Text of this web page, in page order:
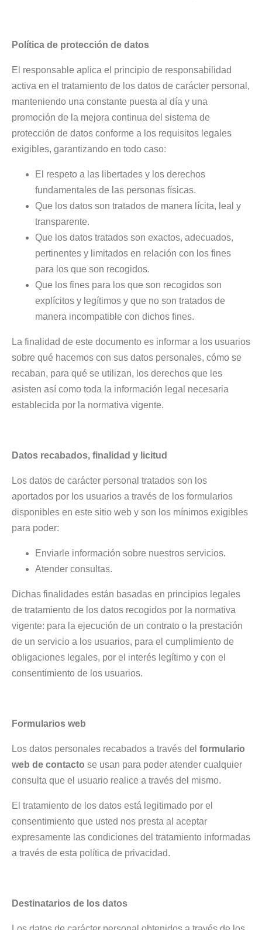
Política de protección de datos
El responsable aplica el principio de responsabilidad
activa en el tratamiento de los datos de carácter personal,
manteniendo una constante puesta al día y una
promoción de la mejora continua del sistema de
protección de datos conforme a los requisitos legales
exigibles, garantizando en todo caso:
El respeto a las libertades y los derechos
fundamentales de las personas físicas.
Que los datos son tratados de manera lícita, leal y
transparente.
Que los datos tratados son exactos, adecuados,
pertinentes y limitados en relación con los fines
para los que son recogidos.
Que los fines para los que son recogidos son
explícitos y legítimos y que no son tratados de
manera incompatible con dichos fines.
La finalidad de este documento es informar a los usuarios
sobre qué hacemos con sus datos personales, cómo se
recaban, para qué se utilizan, los derechos que les
asisten así como toda la información legal necesaria
establecida por la normativa vigente.
Datos recabados, finalidad y licitud
Los datos de carácter personal tratados son los
aportados por los usuarios a través de los formularios
disponibles en este sitio web y son los mínimos exigibles
para poder:
Enviarle información sobre nuestros servicios.
Atender consultas.
Dichas finalidades están basadas en principios legales
de tratamiento de los datos recogidos por la normativa
vigente: para la ejecución de un contrato o la prestación
de un servicio a los usuarios, para el cumplimiento de
obligaciones legales, por el interés legítimo y con el
consentimiento de los usuarios.
Formularios web
Los datos personales recabados a través del formulario
web de contacto se usan para poder atender cualquier
consulta que el usuario realice a través del mismo.
El tratamiento de los datos está legitimado por el
consentimiento que usted nos presta al aceptar
expresamente las condiciones del tratamiento informadas
a través de esta política de privacidad.
Destinatarios de los datos